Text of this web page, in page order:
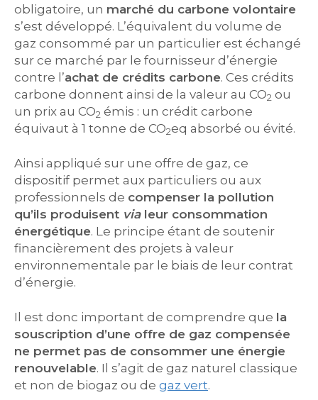
obligatoire, un marché du carbone volontaire
s’est développé. L’équivalent du volume de
gaz consommé par un particulier est échangé
sur ce marché par le fournisseur d’énergie
contre l’achat de crédits carbone. Ces crédits
carbone donnent ainsi de la valeur au CO2 ou
un prix au CO2 émis : un crédit carbone
équivaut à 1 tonne de CO2eq absorbé ou évité.
Ainsi appliqué sur une offre de gaz, ce
dispositif permet aux particuliers ou aux
professionnels de compenser la pollution
qu’ils produisent vialeur consommation
énergétique. Le principe étant de soutenir
financièrement des projets à valeur
environnementale par le biais de leur contrat
d’énergie.
Il est donc important de comprendre que la
souscription d’une offre de gaz compensée
ne permet pas de consommer une énergie
renouvelable. Il s’agit de gaz naturel classique
et non de biogaz ou de gaz vert.